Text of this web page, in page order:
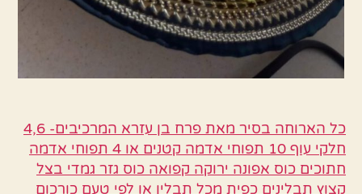
כל הארוחה בסיר מאת פרח בן עזרא המרכיבים- 4,6
חלקי עוף 10 תפוחי אדמה קטנים או 4 תפוחי אדמה
חתוכים כוס אפונה ירוקה קפואה כוס גזר גמדי בצל
קצוץ תבלינים כפית מכל תבלין או לפי טעם כורכום